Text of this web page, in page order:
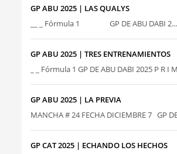
GP ABU 2025 | LAS QUALYS
__ _ Fórmula 1 GP DE ABU DABI 2...
GP ABU 2025 | TRES ENTRENAMIENTOS
_ _ Fórmula 1 GP DE ABU DABI 2025 P R I
GP ABU 2025 | LA PREVIA
MANCHA # 24 FECHA DICIEMBRE 7 GP
GP CAT 2025 | ECHANDO LOS HECHOS